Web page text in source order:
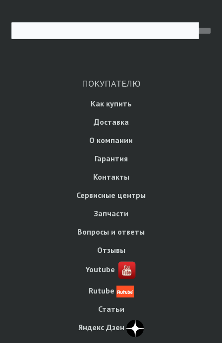
ПОКУПАТЕЛЮ
Как купить
Доставка
О компании
Гарантия
Контакты
Сервисные центры
Запчасти
Вопросы и ответы
Отзывы
Youtube
Rutube
Статьи
Яндекс Дзен